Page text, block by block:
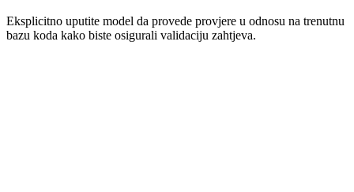
Eksplicitno uputite model da provede provjere u odnosu na trenutnu
bazu koda kako biste osigurali validaciju zahtjeva.